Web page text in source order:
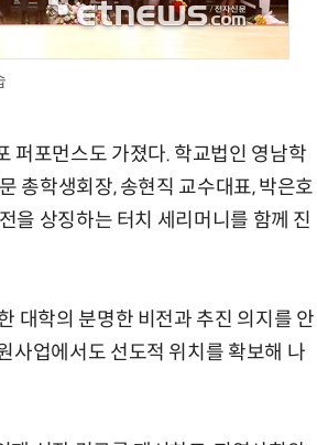
퍼포먼스도 가졌다. 학교법인 영남학
총학생회장, 송현직 교수대표, 박은호
을 상징하는 터치 세리머니를 함께 진
대학의 분명한 비전과 추진 의지를 안
사업에서도 선도적 위치를 확보해 나